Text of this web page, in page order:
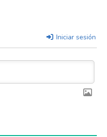
Iniciar sesión